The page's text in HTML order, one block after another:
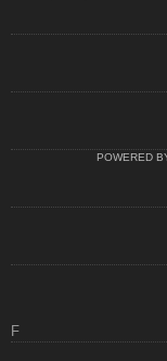
POWERED
F